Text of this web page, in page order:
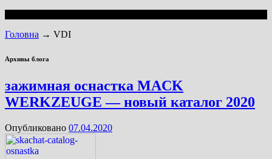
Головна → VDI
Архивы блога
зажимная оснастка MACK
WERKZEUGE — новый каталог 2020
Опубликовано 07.04.2020